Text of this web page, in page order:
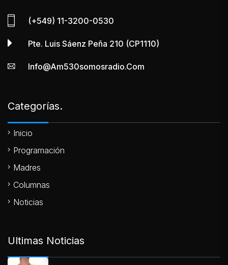
(+549) 11-3200-0530
Pte. Luis Sáenz Peña 210 (CP1110)
Info@am530somosradio.com
Categorías.
Inicio
Programación
Madres
Columnas
Noticias
Ultimas Noticias